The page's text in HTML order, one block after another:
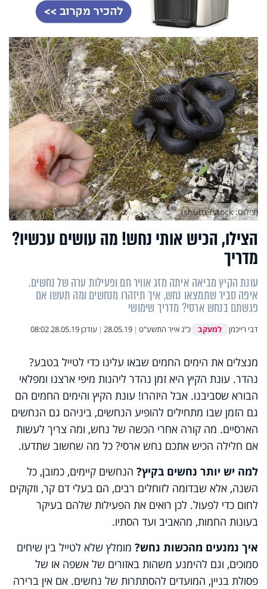
הצילו, הכיש אותי נחש! מה עושים עכשיו?
מדריך
עונת הקיץ מביאה איתה מזג אוויר חם ופעילות ערה של נחשים.
איפה סביר שתמצאו נחש, איך תיזהרו מנחשים ומה תעשו אם
פגשתם בנחש ארסי? מדריך שימושי
דבי רייכמן למעקב כ"ג אייר התשע"ט |
28.05.19
| עודכן28.05.19 08:02
(צילום: shutterstock)
מנצלים את הימים החמים שבאו עלינו כדי לטייל בטבע?
נהדר. עונת הקיץ היא זמן נהדר ליהנות מיפי ארצנו ומפלאי
הבורא שסביבנו. אבל היזהרו! עונת הקיץ והימים החמים הם
גם הזמן שבו מתחילים להופיע הנחשים, ביניהם גם הנחשים
הארסיים. מה קורה אחרי הכשה של נחש, ומה צריך לעשות
אם חלילה הכיש אתכם נחש ארסי? כל מה שחשוב שתדעו.
למה יש יותר נחשים בקיץ? הנחשים קיימים, כמובן, כל
השנה, אלא שבדומה לזוחלים רבים, הם בעלי דם קר, וזקוקים
לחום כדי לפעול. לכן רואים את הפעילות שלהם בעיקר
בעונות החמות, מהאביב ועד הסתיו.
איך נמנעים מהכשות נחש? מומלץ שלא לטייל בין שיחים
סמוכים, וגם להימנע משהות באזורים של אשפה או של
פסולת בניין, המועדים להסתתרות של נחשים. אם אין ברירה